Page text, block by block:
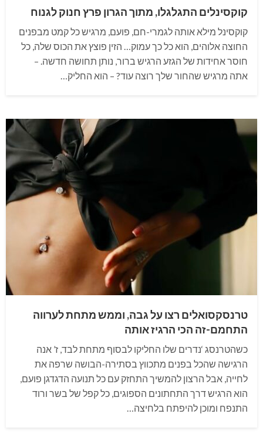
קוקסינלים התגלגלו, מתוך הגרון פרץ חנוק לגנוח
קוקסינל מילא אותה לגמרי-חם, פועם, מרגיש כל קמט מבפנים
החוצה אלוהים, הוא כל כך עמוק… הזין פוצץ את הכוס שלה, כל
חוסר אחידות של הגזע הרגיש ברור, נותן תחושה חדשה. –
אתה מרגיש שהחור שלך רוצה עוד? – הוא החליק…
טרנסקסואלים רצו על גבה, וממש מתחת לערווה
התחמם-זה הכי הרגיז אותה
כשהטרנסג ‘נדרים שלו החליקו לבסוף מתחת לבד, ז’ אנה
הרגישה שהכל בפנים מתכווץ בסתירה-הבושה שרפה את
לחייה, אבל הרצון להמשיך התחזק עם כל תנועה הדגדגן פועם,
הוא הרגיש דרך התחתונים הספוגים, כל קפל של בשר ורוד
התנפח ומוכן להיפתח בלחיצה…